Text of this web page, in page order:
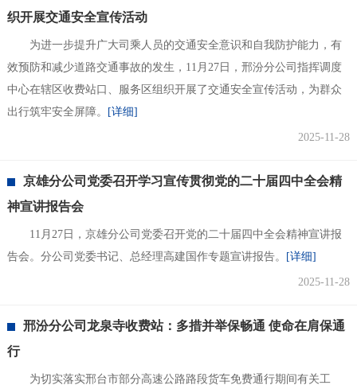
织开展交通安全宣传活动
为进一步提升广大司乘人员的交通安全意识和自我防护能力，有
效预防和减少道路交通事故的发生，11月27日，邢汾分公司指挥调度
中心在辖区收费站口、服务区组织开展了交通安全宣传活动，为群众
出行筑牢安全屏障。
[详细]
2025-11-28
京雄分公司党委召开学习宣传贯彻党的二十届四中全会精
神宣讲报告会
11月27日，京雄分公司党委召开党的二十届四中全会精神宣讲报
告会。分公司党委书记、总经理高建国作专题宣讲报告。
[详细]
2025-11-28
邢汾分公司龙泉寺收费站：多措并举保畅通 使命在肩保通
行
为切实落实邢台市部分高速公路路段货车免费通行期间有关工